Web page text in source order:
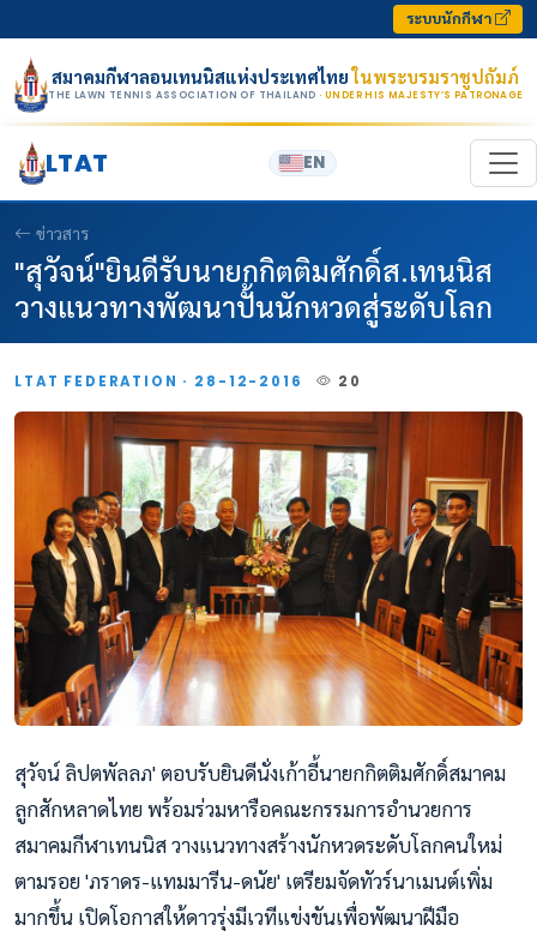
ระบบนักกีฬา
สมาคมกีฬาลอนเทนนิสแห่งประเทศไทยในพระบรมราชูปถัมภ์
THE LAWN TENNIS ASSOCIATION OF THAILAND · UNDER HIS MAJESTY’S PATRONAGE
LTAT EN
ข่าวสาร
"สุวัจน์"ยินดีรับนายกกิตติมศักดิ์ส.เทนนิส
วางแนวทางพัฒนาปั้นนักหวดสู่ระดับโลก
LTAT FEDERATION · 28-12-2016 20
สุวัจน์ ลิปตพัลลภ' ตอบรับยินดีนั่งเก้าอี้นายกกิตติมศักดิ์สมาคม
ลูกสักหลาดไทย พร้อมร่วมหารือคณะกรรมการอำนวยการ
สมาคมกีฬาเทนนิส วางแนวทางสร้างนักหวดระดับโลกคนใหม่
ตามรอย 'ภราดร-แทมมารีน-ดนัย' เตรียมจัดทัวร์นาเมนต์เพิ่ม
มากขึ้น เปิดโอกาสให้ดาวรุ่งมีเวทีแข่งขันเพื่อพัฒนาฝีมือ